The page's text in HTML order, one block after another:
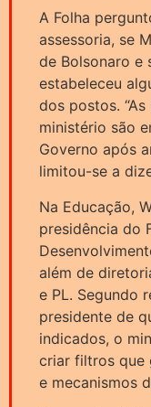
A Folha
assessoria, se
de Bolsonaro e
estabeleceu
dos postos.
ministério são
Governo após
limitou-se a
Na Educação,
presidência do
além de
e PL. Segundo
presidente de
indicados, o
criar filtros que
e mecanismos